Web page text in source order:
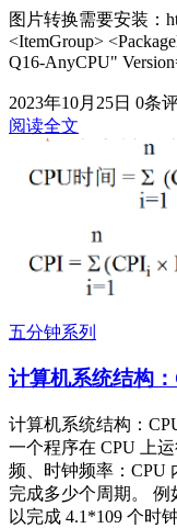
图片转换需要安装：
<ItemGroup>
Q16-AnyCPU"
2023年10月25日 0条
阅读全文
五分钟系列
计算机系统结构
计算机系统结构：
一个程序在 CPU 上
频、时钟频率：CPU
完成多少个周期。 例
以完成 4.1*109 个时